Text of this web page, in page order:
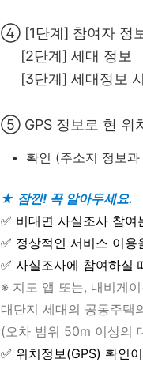
④ [1단계] 참여자 정
[2단계] 세대 정보
[3단계] 세대정보
⑤ GPS 정보로 현 위
확인 (주소지 정보
★ 잠깐! 꼭 알아두세요.
✅ 비대면 사실조사 참여
✅ 정상적인 서비스 이용
✅ 사실조사에 참여하실
※ 지도 앱 또는, 내비게
대단지 세대의 공동주택
(오차 범위 50m 이상의
✅ 위치정보(GPS) 확인